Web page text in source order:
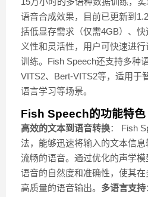
语音合成效果，目前已更新到
括低显存需求（仅需4GB）、
义性和灵活性，用户可快速进
训练。Fish Speech还支持多种
VITS2、Bert-VITS2等，适用于
语言学习等场景。
Fish Speech的功能特色
高效的文本到语音转换： Fish
法，能够迅速将输入的文本信息
流畅的语音。通过优化的声学
语音的自然度和准确性，使其
高质量的语音输出。 多语言支持